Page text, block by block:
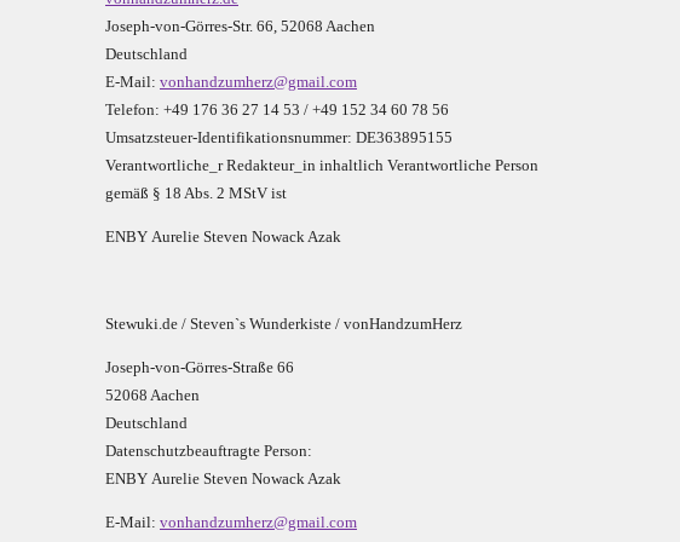
Joseph-von-Görres-Str. 66, 52068 Aachen
Deutschland
E-Mail: vonhandzumherz@gmail.com
Telefon: +49 176 36 27 14 53 / +49 152 34 60 78 56
Umsatzsteuer-Identifikationsnummer: DE363895155
Verantwortliche_r Redakteur_in inhaltlich Verantwortliche Person
gemäß § 18 Abs. 2 MStV ist
ENBY Aurelie Steven Nowack Azak
Stewuki.de / Steven`s Wunderkiste / vonHandzumHerz
Joseph-von-Görres-Straße 66
52068 Aachen
Deutschland
Datenschutzbeauftragte Person:
ENBY Aurelie Steven Nowack Azak
E-Mail: vonhandzumherz@gmail.com